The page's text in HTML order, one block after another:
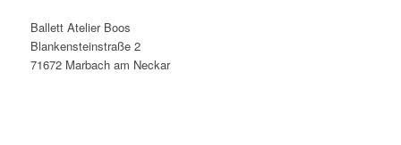
Ballett Atelier Boos
Blankensteinstraße 2
71672 Marbach am Neckar